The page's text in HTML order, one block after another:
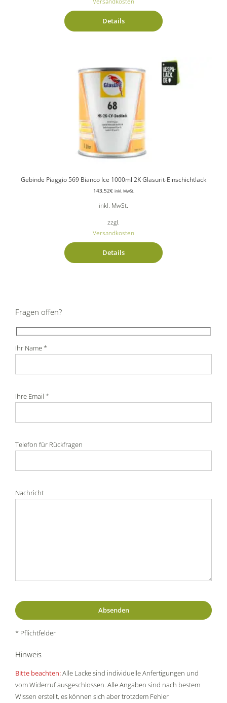
Details
Gebinde Piaggio 569 Bianco Ice 1000ml 2K Glasurit-Einschichtlack
143,52€ inkl. MwSt.
inkl. MwSt.
zzgl.
Versandkosten
Details
Fragen offen?
Ihr Name *
Ihre Email *
Telefon für Rückfragen
Nachricht
* Pflichtfelder
Hinweis
Bitte beachten:Alle Lacke sind individuelle Anfertigungen und
vom Widerruf ausgeschlossen. Alle Angaben sind nach bestem
Wissen erstellt, es können sich aber trotzdem Fehler